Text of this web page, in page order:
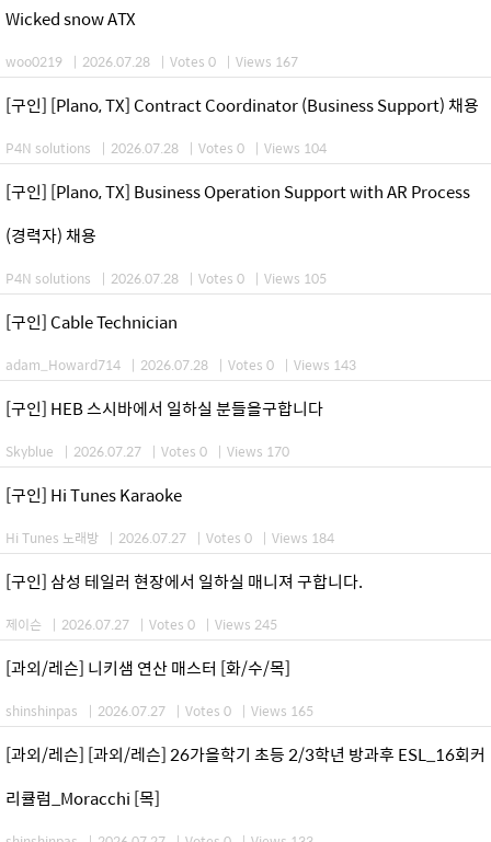
Wicked snow ATX
woo0219 | 2026.07.28 | Votes 0 | Views 167
[구인] [Plano, TX] Contract Coordinator (Business Support) 채용
P4N solutions | 2026.07.28 | Votes 0 | Views 104
[구인] [Plano, TX] Business Operation Support with AR Process
(경력자) 채용
P4N solutions | 2026.07.28 | Votes 0 | Views 105
[구인] Cable Technician
adam_Howard714 | 2026.07.28 | Votes 0 | Views 143
[구인] HEB 스시바에서 일하실 분들을구합니다
Skyblue | 2026.07.27 | Votes 0 | Views 170
[구인] Hi Tunes Karaoke
Hi Tunes 노래방 | 2026.07.27 | Votes 0 | Views 184
[구인] 삼성 테일러 현장에서 일하실 매니져 구합니다.
제이슨 | 2026.07.27 | Votes 0 | Views 245
[과외/레슨] 니키샘 연산 매스터 [화/수/목]
shinshinpas | 2026.07.27 | Votes 0 | Views 165
[과외/레슨] [과외/레슨] 26가을학기 초등 2/3학년 방과후 ESL_16회커
리큘럼_Moracchi [목]